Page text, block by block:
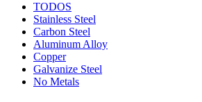
TODOS
Stainless Steel
Carbon Steel
Aluminum Alloy
Copper
Galvanize Steel
No Metals